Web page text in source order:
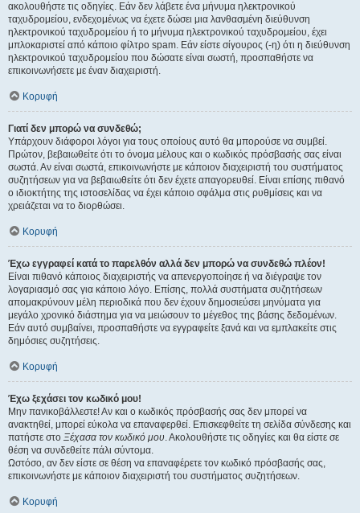
ακολουθήστε τις οδηγίες. Εάν δεν λάβετε ένα μήνυμα ηλεκτρονικού
ταχυδρομείου, ενδεχομένως να έχετε δώσει μια λανθασμένη διεύθυνση
ηλεκτρονικού ταχυδρομείου ή το μήνυμα ηλεκτρονικού ταχυδρομείου, έχει
μπλοκαριστεί από κάποιο φίλτρο spam. Εάν είστε σίγουρος (-η) ότι η διεύθυνση
ηλεκτρονικού ταχυδρομείου που δώσατε είναι σωστή, προσπαθήστε να
επικοινωνήσετε με έναν διαχειριστή.
Κορυφή
Γιατί δεν μπορώ να συνδεθώ;
Υπάρχουν διάφοροι λόγοι για τους οποίους αυτό θα μπορούσε να συμβεί.
Πρώτον, βεβαιωθείτε ότι το όνομα μέλους και ο κωδικός πρόσβασής σας είναι
σωστά. Αν είναι σωστά, επικοινωνήστε με κάποιον διαχειριστή του συστήματος
συζητήσεων για να βεβαιωθείτε ότι δεν έχετε απαγορευθεί. Είναι επίσης πιθανό
ο ιδιοκτήτης της ιστοσελίδας να έχει κάποιο σφάλμα στις ρυθμίσεις και να
χρειάζεται να το διορθώσει.
Κορυφή
Έχω εγγραφεί κατά το παρελθόν αλλά δεν μπορώ να συνδεθώ πλέον!
Είναι πιθανό κάποιος διαχειριστής να απενεργοποίησε ή να διέγραψε τον
λογαριασμό σας για κάποιο λόγο. Επίσης, πολλά συστήματα συζητήσεων
απομακρύνουν μέλη περιοδικά που δεν έχουν δημοσιεύσει μηνύματα για
μεγάλο χρονικό διάστημα για να μειώσουν το μέγεθος της βάσης δεδομένων.
Εάν αυτό συμβαίνει, προσπαθήστε να εγγραφείτε ξανά και να εμπλακείτε στις
δημόσιες συζητήσεις.
Κορυφή
Έχω ξεχάσει τον κωδικό μου!
Μην πανικοβάλλεστε! Αν και ο κωδικός πρόσβασής σας δεν μπορεί να
ανακτηθεί, μπορεί εύκολα να επαναφερθεί. Επισκεφθείτε τη σελίδα σύνδεσης και
πατήστε στο Ξέχασα τον κωδικό μου. Ακολουθήστε τις οδηγίες και θα είστε σε
θέση να συνδεθείτε πάλι σύντομα.
Ωστόσο, αν δεν είστε σε θέση να επαναφέρετε τον κωδικό πρόσβασής σας,
επικοινωνήστε με κάποιον διαχειριστή του συστήματος συζητήσεων.
Κορυφή